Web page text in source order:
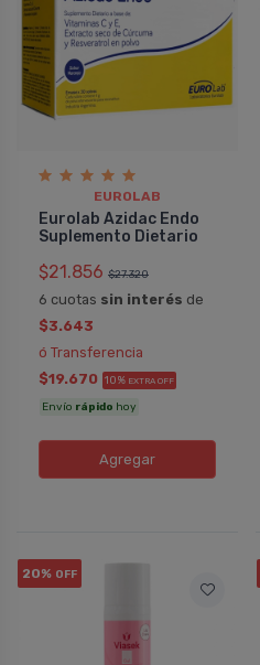
EUROLAB
Eurolab Azidac Endo
Suplemento Dietario
$21.856 $27.320
6 cuotas sin interés de
$3.643
ó Transferencia
$19.670 10% EXTRA OFF
Envío rápido hoy
Agregar
20% OFF